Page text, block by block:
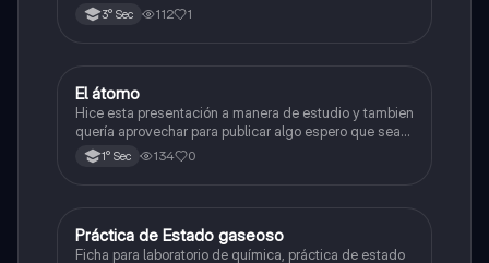
3° Sec 112 1
Ciencia y Tecnología
El átomo
Hice esta presentación a manera de estudio y tambien
quería aprovechar para publicar algo espero que sea
de su agrado , habla del átomo y lo básico sobre el,
solo eso bye
1° Sec 134 0
Química
Práctica de Estado gaseoso
Ficha para laboratorio de química, práctica de estado